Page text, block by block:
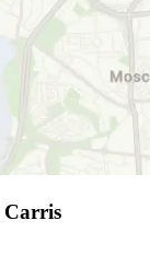
Carris